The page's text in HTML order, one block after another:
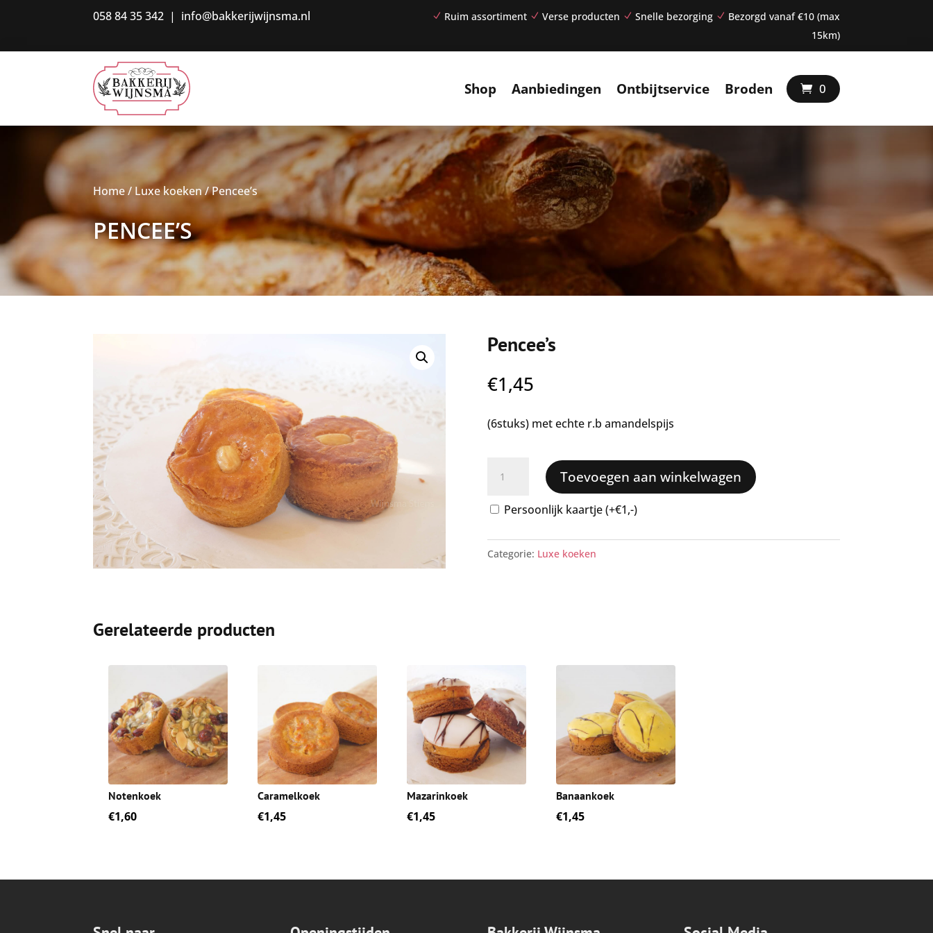
058 84 35 342 | info@bakkerijwijnsma.nl N Ruim assortiment N Verse producten N Snelle bezorging N Bezorgd vanaf €10 (max
15km)
Shop Aanbiedingen Ontbijtservice Broden 0
Home/ Luxe koeken/ Pencee’s
PENCEE’S
Pencee’s
€1,45
(6stuks) met echte r.b amandelspijs
aantal
Toevoegen aan winkelwagen
Persoonlijk kaartje (+€1,-)
Categorie: Luxe koeken
Gerelateerde producten
Notenkoek
€1,60
Caramelkoek
€1,45
Mazarinkoek
€1,45
Banaankoek
€1,45